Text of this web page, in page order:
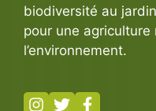
biodiversité au
pour une agriculture
l’environnement.